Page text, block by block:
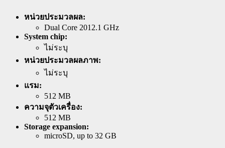
หน่วยประมวลผล:
Dual Core 2012.1 GHz
System chip:
ไม่ระบุ
หน่วยประมวลผลภาพ:
ไม่ระบุ
แรม:
512 MB
ความจุตัวเครื่อง:
512 MB
Storage expansion:
microSD, up to 32 GB